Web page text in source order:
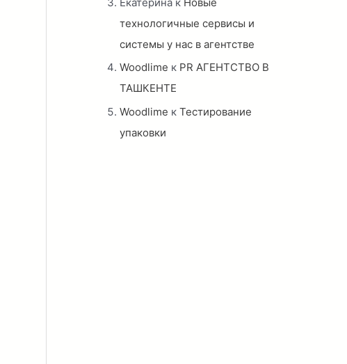
технологичные сервисы и
системы у нас в агентстве
Woodlime к PR АГЕНТСТВО В
ТАШКЕНТЕ
Woodlime к Тестирование
упаковки